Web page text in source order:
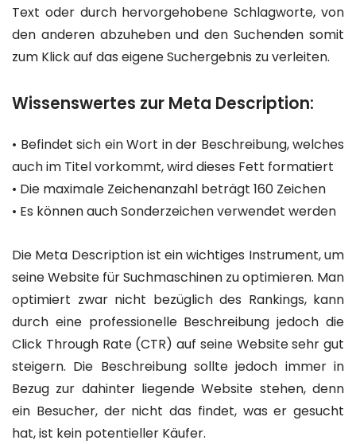
Text oder durch hervorgehobene Schlagworte, von
den anderen abzuheben und den Suchenden somit
zum Klick auf das eigene Suchergebnis zu verleiten.
Wissenswertes zur Meta Description:
• Befindet sich ein Wort in der Beschreibung, welches
auch im Titel vorkommt, wird dieses Fett formatiert
• Die maximale Zeichenanzahl beträgt 160 Zeichen
• Es können auch Sonderzeichen verwendet werden
Die Meta Description ist ein wichtiges Instrument, um
seine Website für Suchmaschinen zu optimieren. Man
optimiert zwar nicht bezüglich des Rankings, kann
durch eine professionelle Beschreibung jedoch die
Click Through Rate (CTR) auf seine Website sehr gut
steigern. Die Beschreibung sollte jedoch immer in
Bezug zur dahinter liegende Website stehen, denn
ein Besucher, der nicht das findet, was er gesucht
hat, ist kein potentieller Käufer.